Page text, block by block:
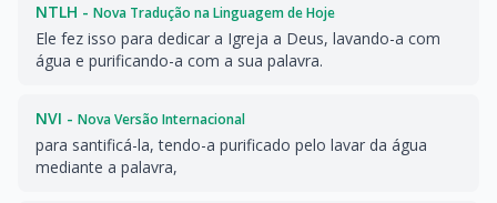
NTLH - Nova Tradução na Linguagem de Hoje
Ele fez isso para dedicar a Igreja a Deus, lavando-a com
água e purificando-a com a sua palavra.
NVI - Nova Versão Internacional
para santificá-la, tendo-a purificado pelo lavar da água
mediante a palavra,